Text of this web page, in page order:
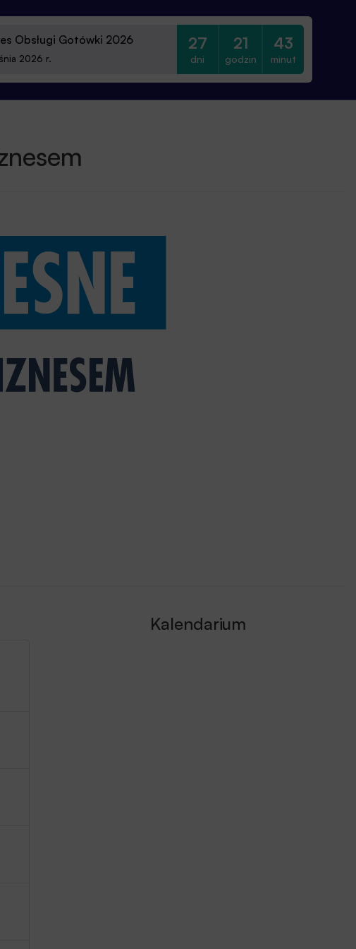
Obsługi Gotówki 2026
2026 r.
27
dni
21
godzin
43
minut
Kalendarium